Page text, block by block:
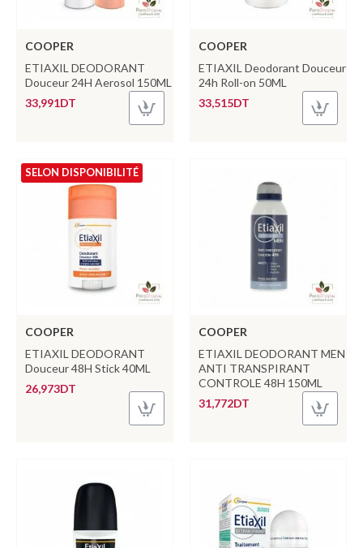
COOPER
ETIAXIL DEODORANT
Douceur 24H Aerosol 150ML
33,991DT
COOPER
ETIAXIL Deodorant Douceur
24h Roll-on 50ML
33,515DT
SELON DISPONIBILITÉ
COOPER
ETIAXIL DEODORANT
Douceur 48H Stick 40ML
26,973DT
COOPER
ETIAXIL DEODORANT MEN
ANTI TRANSPIRANT
CONTROLE 48H 150ML
31,772DT